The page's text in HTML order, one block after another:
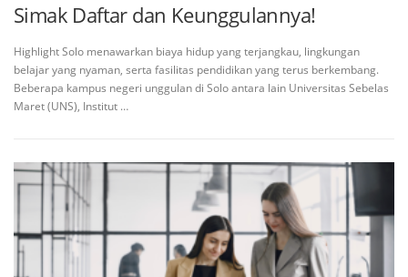
Simak Daftar dan Keunggulannya!
Highlight Solo menawarkan biaya hidup yang terjangkau, lingkungan
belajar yang nyaman, serta fasilitas pendidikan yang terus berkembang.
Beberapa kampus negeri unggulan di Solo antara lain Universitas Sebelas
Maret (UNS), Institut …